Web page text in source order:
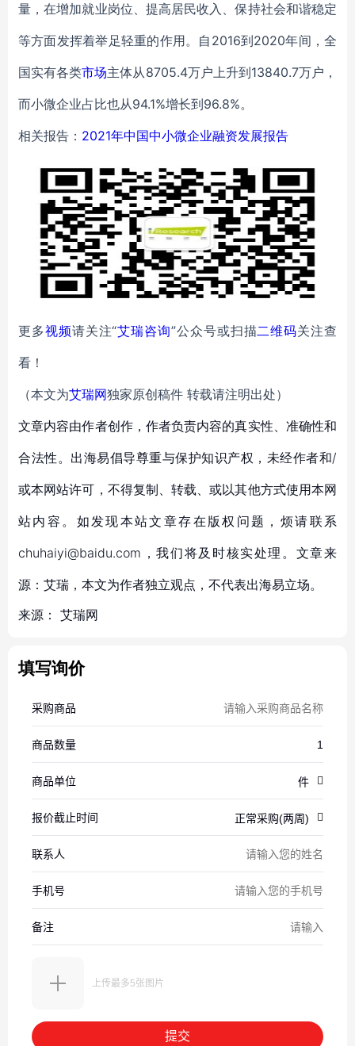
量，在增加就业岗位、提高居民收入、保持社会和谐稳定
等方面发挥着举足轻重的作用。自2016到2020年间，全
国实有各类市场主体从8705.4万户上升到13840.7万户，
而小微企业占比也从94.1%增长到96.8%。
相关报告： 2021年中国中小微企业融资发展报告
更多视频请关注“艾瑞咨询”公众号或扫描二维码关注查
看！
（本文为艾瑞网独家原创稿件 转载请注明出处）
文章内容由作者创作，作者负责内容的真实性、准确性和
合法性。出海易倡导尊重与保护知识产权，未经作者和/
或本网站许可，不得复制、转载、或以其他方式使用本网
站内容。如发现本站文章存在版权问题，烦请联系
chuhaiyi@baidu.com，我们将及时核实处理。文章来
源：艾瑞，本文为作者独立观点，不代表出海易立场。
来源： 艾瑞网
填写询价